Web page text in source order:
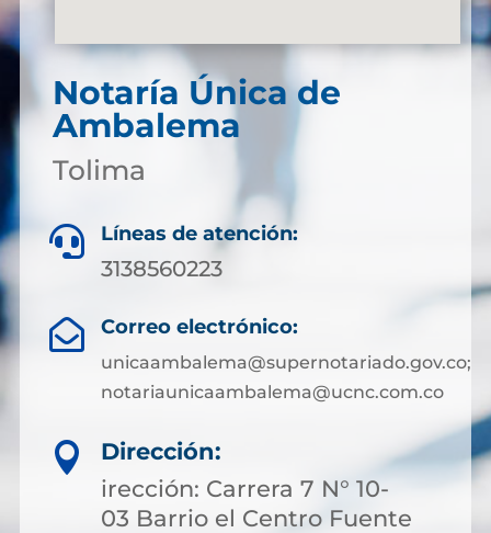
Notaría Única de
Ambalema
Tolima
 Líneas de atención:
3138560223
 Correo electrónico:
unicaambalema@supernotariado.gov.co;
notariaunicaambalema@ucnc.com.co

Dirección:
irección: Carrera 7 N° 10-
03 Barrio el Centro Fuente